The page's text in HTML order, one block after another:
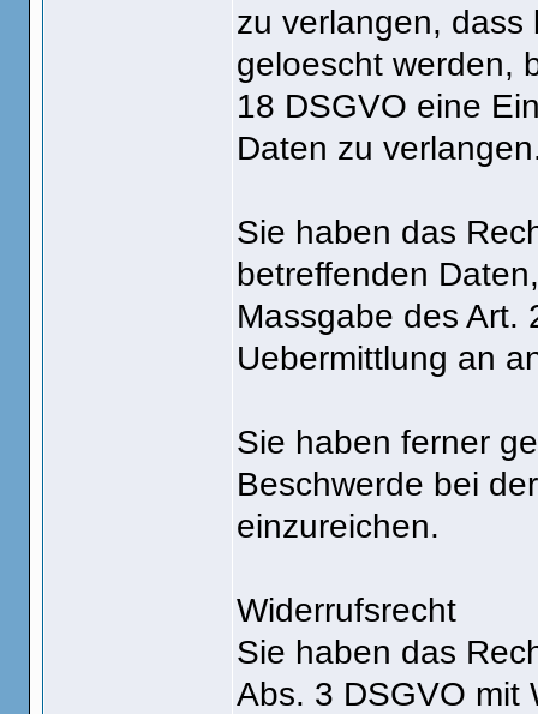
zu verlangen, dass
geloescht werden,
18 DSGVO eine
Daten zu
Sie haben das
betreffenden
Massgabe des Art.
Uebermittlung an
Sie haben ferner
Beschwerde bei
einzureichen.
Widerrufsrecht
Sie haben das
Abs. 3 DSGVO mit